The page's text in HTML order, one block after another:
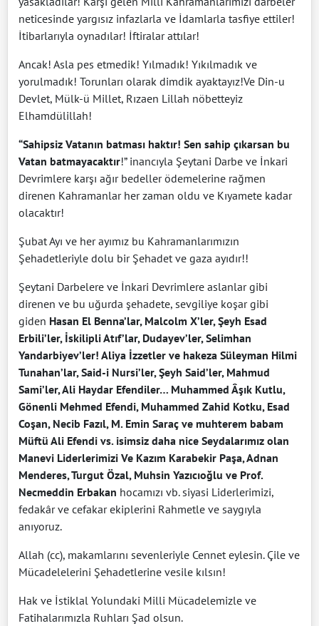
neticesinde yargısız infazlarla ve İdamlarla tasfiye ettiler!
İtibarlarıyla oynadılar! İftiralar attılar!
Ancak! Asla pes etmedik! Yılmadık! Yıkılmadık ve
yorulmadık! Torunları olarak dimdik ayaktayız!Ve Din-u
Devlet, Mülk-ü Millet, Rızaen Lillah nöbetteyiz
Elhamdülillah!
“Sahipsiz Vatanın batması haktır! Sen sahip çıkarsan bu
Vatan batmayacaktır!” inancıyla Şeytani Darbe ve İnkari
Devrimlere karşı ağır bedeller ödemelerine rağmen
direnen Kahramanlar her zaman oldu ve Kıyamete kadar
olacaktır!
Şubat Ayı ve her ayımız bu Kahramanlarımızın
Şehadetleriyle dolu bir Şehadet ve gaza ayıdır!!
Şeytani Darbelere ve İnkari Devrimlere aslanlar gibi
direnen ve bu uğurda şehadete, sevgiliye koşar gibi
giden Hasan El Benna’lar, Malcolm X’ler, Şeyh Esad
Erbili’ler, İskilipli Atıf’lar, Dudayev’ler, Selimhan
Yandarbiyev’ler! Aliya İzzetler ve hakeza Süleyman Hilmi
Tunahan’lar, Said-i Nursi’ler, Şeyh Said’ler, Mahmud
Sami’ler, Ali Haydar Efendiler… Muhammed Âşık Kutlu,
Gönenli Mehmed Efendi, Muhammed Zahid Kotku, Esad
Coşan, Necib Fazıl, M. Emin Saraç ve muhterem babam
Müftü Ali Efendi vs. isimsiz daha nice Seydalarımız olan
Manevi Liderlerimizi Ve Kazım Karabekir Paşa, Adnan
Menderes, Turgut Özal, Muhsin Yazıcıoğlu ve Prof.
Necmeddin Erbakan hocamızı vb. siyasi Liderlerimizi,
fedakâr ve cefakar ekiplerini Rahmetle ve saygıyla
anıyoruz.
Allah (cc), makamlarını sevenleriyle Cennet eylesin. Çile ve
Mücadelelerini Şehadetlerine vesile kılsın!
Hak ve İstiklal Yolundaki Milli Mücadelemizle ve
Fatihalarımızla Ruhları Şad olsun.